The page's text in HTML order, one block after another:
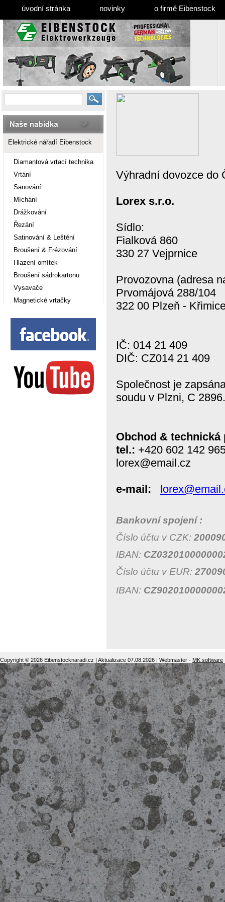
úvodní stránka novinky o firmě Eibenstock
Elektrické nářadí Eibenstock
Diamantová vrtací technika
Vrtání
Sanování
Míchání
Drážkování
Řezání
Satinování & Leštění
Broušení & Frézování
Hlazení omítek
Broušení sádrokartonu
Vysavače
Magnetické vrtačky
Výhradní dovozce do
Lorex s.r.o.
Sídlo:
Fialková 860
330 27 Vejprnice
Provozovna (adresa
Prvomájová 288/104
322 00 Plzeň -
IČ:014 21 409
DIČ: CZ014 21 409
Společnost je
soudu v Plzni, C
Obchod &
tel.: +420 602 142
lorex@email.cz
e-mail:
Bankovní spojení :
Číslo účtu v CZK:
IBAN:
Číslo účtu v EUR:
IBAN:
Copyright © 2026 Eibenstocknaradi.cz | Aktualizace 07.08.2026 | Webmaster - MK software